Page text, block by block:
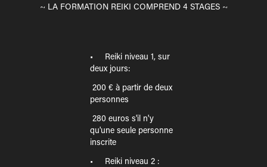
~ LA FORMATION REIKI COMPREND 4 STAGES ~
• Reiki niveau 1, sur
deux jours:
200 € à partir de deux
personnes
280 euros s'il n'y
qu'une seule personne
inscrite
• Reiki niveau 2 :